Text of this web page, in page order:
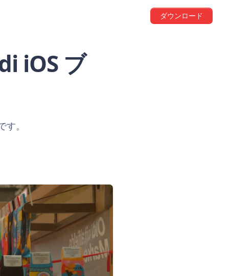
ダウンロード
iOS ブ
。